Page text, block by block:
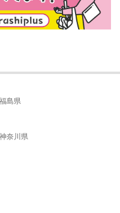
福島県
神奈川県